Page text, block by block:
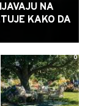
NA
KAKO DA
0